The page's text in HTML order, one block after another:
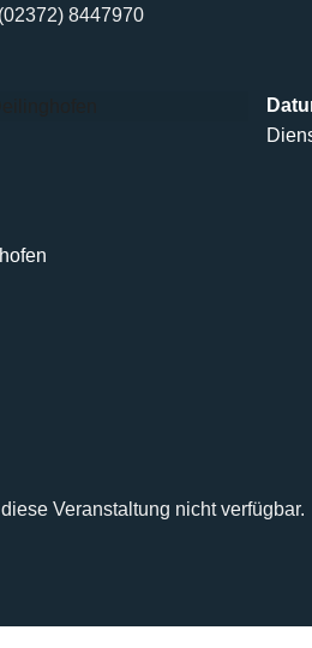
8447970
Veranstaltung nicht verfügbar.